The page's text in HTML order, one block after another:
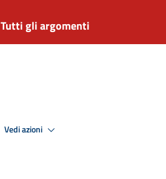
Tutti gli argomenti
Vedi azioni